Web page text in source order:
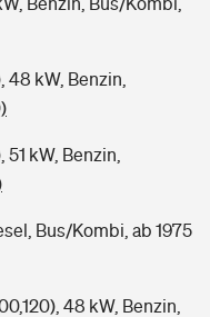
48 kW, Benzin,
kW, Benzin,
Bus/Kombi, ab 1975
48 kW, Benzin,